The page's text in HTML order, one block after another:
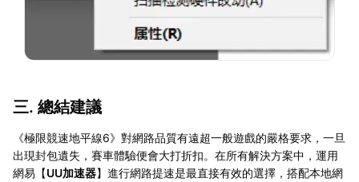
三. 總結建議
《極限競速地平線6》對網路品質有遠超一般遊戲的嚴格要求，一旦
出現封包遺失，賽車體驗便會大打折扣。在所有解決方案中，運用
網易【UU加速器】進行網路提速是最直接有效的選擇，搭配本地網